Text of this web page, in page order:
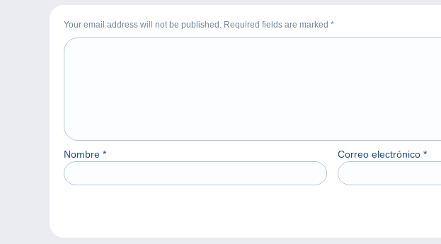
Your email address will not be published. Required fields are marked *
Nombre * Correo electrónico *